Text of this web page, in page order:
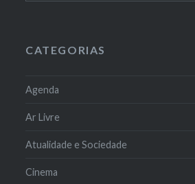
CATEGORIAS
Agenda
Ar Livre
Atualidade e Sociedade
Cinema